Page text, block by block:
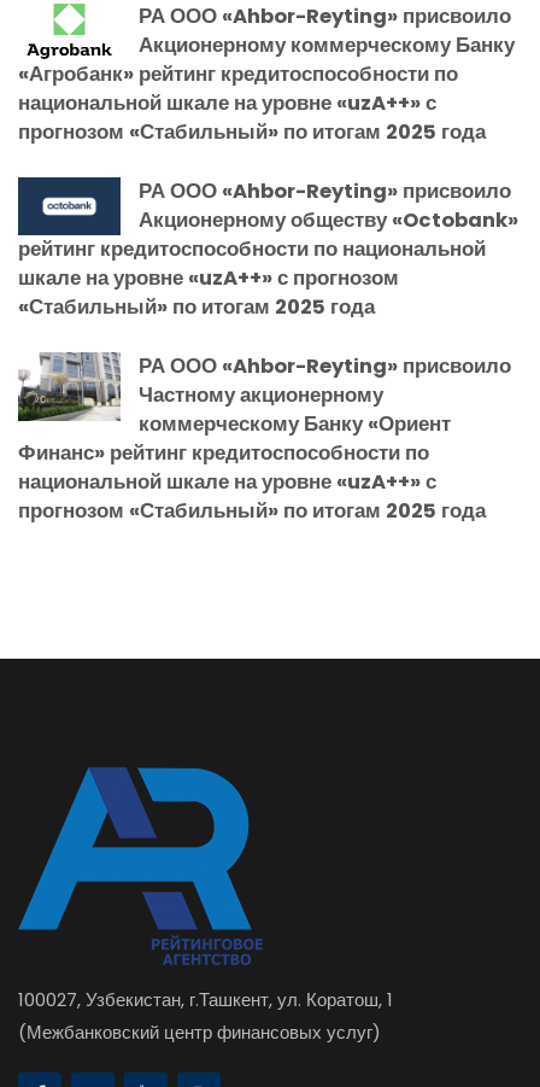
РА ООО «Ahbor-Reyting» присвоило
Акционерному коммерческому Банку
«Агробанк» рейтинг кредитоспособности по
национальной шкале на уровне «uzA++» с
прогнозом «Стабильный» по итогам 2025 года
РА ООО «Ahbor-Reyting» присвоило
Акционерному обществу «Octobank»
рейтинг кредитоспособности по национальной
шкале на уровне «uzA++» с прогнозом
«Стабильный» по итогам 2025 года
РА ООО «Ahbor-Reyting» присвоило
Частному акционерному
коммерческому Банку «Ориент
Финанс» рейтинг кредитоспособности по
национальной шкале на уровне «uzA++» с
прогнозом «Стабильный» по итогам 2025 года
100027, Узбекистан, г.Ташкент, ул. Коратош, 1
(Межбанковский центр финансовых услуг)